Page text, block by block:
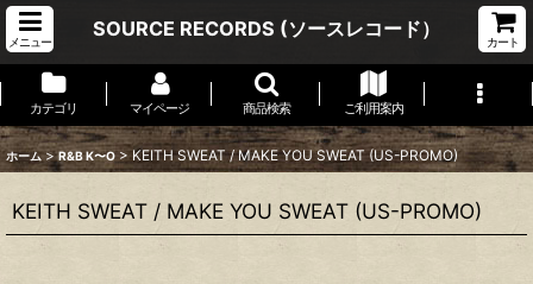
メニュー
SOURCE RECORDS (ソースレコード）
カート
カテゴリ マイページ 商品検索 ご利用案内
ホーム > R&B K〜O > KEITH SWEAT / MAKE YOU SWEAT (US-PROMO)
KEITH SWEAT / MAKE YOU SWEAT (US-PROMO)